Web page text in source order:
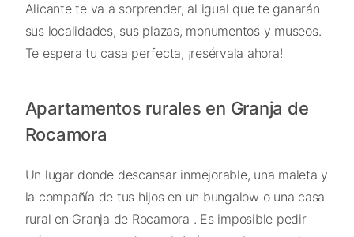
Alicante te va a sorprender, al igual que te ganarán
sus localidades, sus plazas, monumentos y museos.
Te espera tu casa perfecta, ¡resérvala ahora!
Apartamentos rurales en Granja de
Rocamora
Un lugar donde descansar inmejorable, una maleta y
la compañía de tus hijos en un bungalow o una casa
rural en Granja de Rocamora . Es imposible pedir